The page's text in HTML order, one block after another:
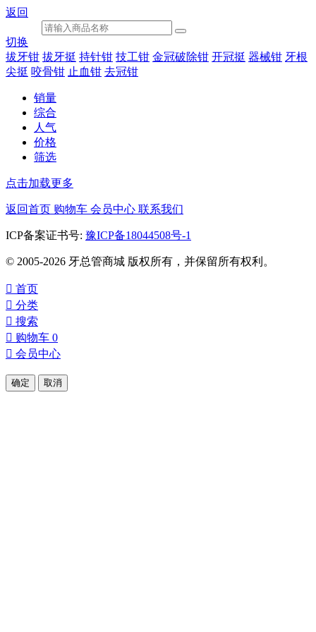
返回
切换
拔牙钳 拔牙挺 持针钳 技工钳 金冠破除钳 开冠挺 器械钳 牙根
尖挺 咬骨钳 止血钳 去冠钳
销量
综合
人气
价格
筛选
点击加载更多
返回首页 购物车 会员中心 联系我们
ICP备案证书号: 豫ICP备18044508号-1
© 2005-2026 牙总管商城 版权所有，并保留所有权利。
 首页
 分类
 搜索
 购物车 0
 会员中心
确定 取消